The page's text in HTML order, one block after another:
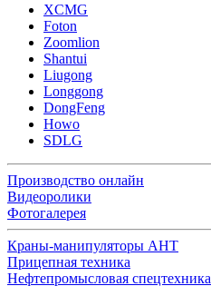
XCMG
Foton
Zoomlion
Shantui
Liugong
Longgong
DongFeng
Howo
SDLG
Производство онлайн
Видеоролики
Фотогалерея
Краны-манипуляторы АНТ
Прицепная техника
Нефтепромысловая спецтехника